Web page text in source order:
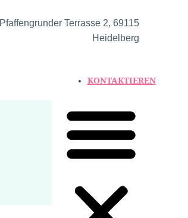
Pfaffengrunder Terrasse 2, 69115
Heidelberg
KONTAKTIEREN